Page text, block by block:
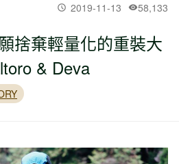
X ULTRA 4 GTX｜經典登山
的全新再生
2019-11-13 58,133
捨棄輕量化的重裝大
& Deva